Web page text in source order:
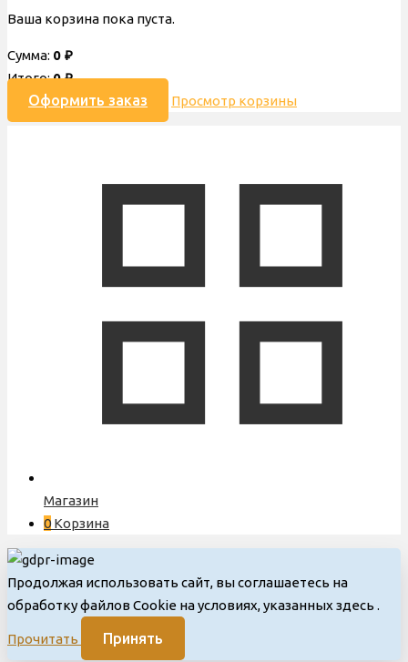
Ваша корзина пока пуста.
Сумма: 0 ₽
Итого:0₽
Оформить заказ Просмотр корзины
Магазин
0 Корзина
Продолжая использовать сайт, вы соглашаетесь на
обработку файлов Cookie на условиях, указанных здесь .
Прочитать Принять